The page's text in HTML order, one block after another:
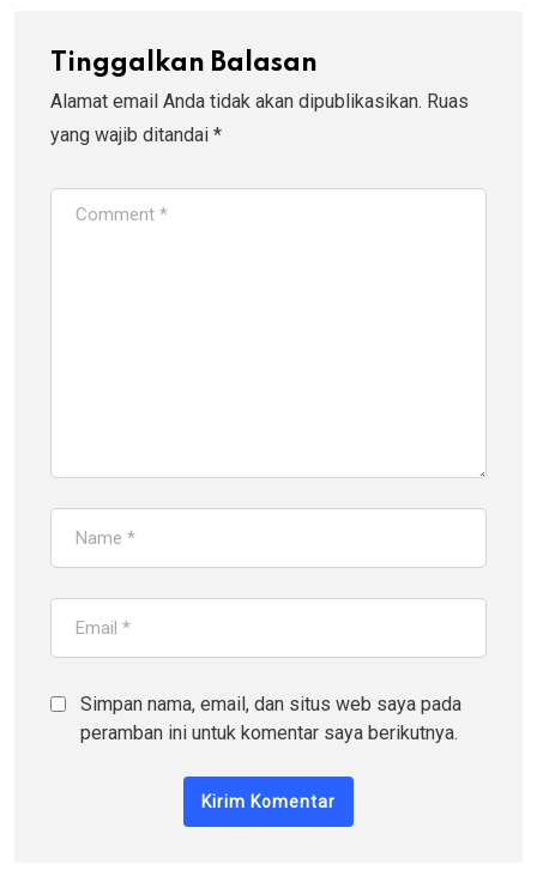
Tinggalkan Balasan
Alamat email Anda tidak akan dipublikasikan. Ruas
yang wajib ditandai *
Simpan nama, email, dan situs web saya pada
peramban ini untuk komentar saya berikutnya.